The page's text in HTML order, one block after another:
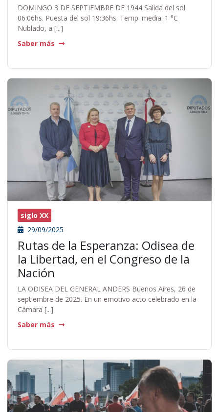
DOMINGO 3 DE SEPTIEMBRE DE 1944 Salida del sol
06:06hs. Puesta del sol 19:36hs. Temp. media: 1 °C
Nublado, a [...]
Saber más
siglo XX
29/09/2025
Rutas de la Esperanza: Odisea de
la Libertad, en el Congreso de la
Nación
LA ODISEA DEL GENERAL ANDERS Buenos Aires, 26 de
septiembre de 2025. En un emotivo acto celebrado en la
Cámara [...]
Saber más